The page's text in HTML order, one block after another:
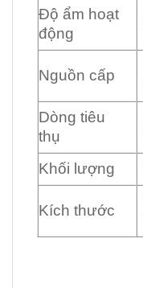
Độ ẩm hoạt
động
Nguồn cấp
Dòng tiêu
thụ
Khối lượng
Kích thước